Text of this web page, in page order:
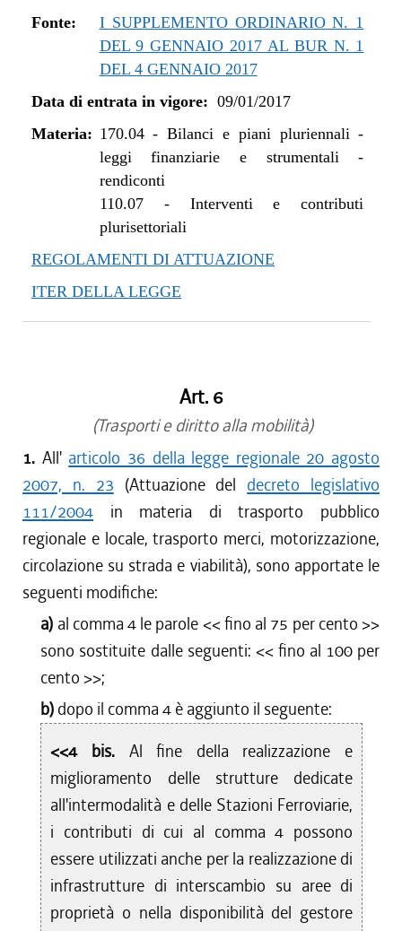
dal 05/01/2018 al 04/04/2018
dal 11/11/2017 al 04/01/2018
dal 10/08/2017 al 10/11/2017
dal 15/06/2017 al 26/07/2017
dal 30/05/2017 al 14/06/2017
dal 18/05/2017 al 29/05/2017
dal 27/04/2017 al 17/05/2017
dal 09/01/2017 al 26/04/2017
Fonte:
I SUPPLEMENTO ORDINARIO N. 1
DEL 9 GENNAIO 2017 AL BUR N. 1
DEL 4 GENNAIO 2017
Data di entrata in vigore: 09/01/2017
Materia: 170.04-Bilanci e piani pluriennali -
leggi finanziarie e strumentali -
rendiconti
110.07- Interventi e contributi
plurisettoriali
REGOLAMENTI DI ATTUAZIONE
ITER DELLA LEGGE
Art. 6
(Trasporti e diritto alla mobilità)
1. All' articolo 36 della legge regionale 20 agosto
2007, n. 23 (Attuazione del decreto legislativo
111/2004 in materia di trasporto pubblico
regionale e locale, trasporto merci, motorizzazione,
circolazione su strada e viabilità), sono apportate le
seguenti modifiche:
a) al comma 4 le parole <<fino al 75 per cento >>
sono sostituite dalle seguenti: << fino al 100 per
cento >>;
b) dopo il comma 4 è aggiunto il seguente:
<<4 bis. Al fine della realizzazione e
miglioramento delle strutture dedicate
all'intermodalità e delle Stazioni Ferroviarie,
i contributi di cui al comma 4 possono
essere utilizzati anche per la realizzazione di
infrastrutture di interscambio su aree di
proprietà o nella disponibilità del gestore